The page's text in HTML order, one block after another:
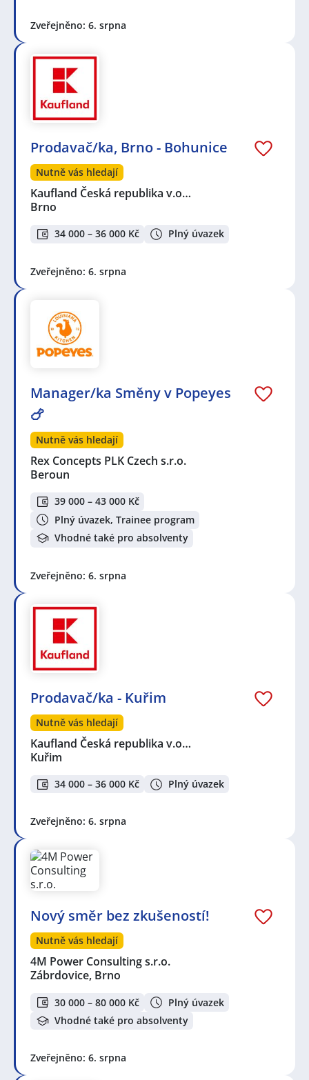
Zveřejněno: 6. srpna
Prodavač/ka, Brno - Bohunice
Nutně vás hledají
Kaufland Česká republika v.o…
Brno
34 000 – 36 000 Kč Plný úvazek
Zveřejněno: 6. srpna
Manager/ka Směny v Popeyes
🍗
Nutně vás hledají
Rex Concepts PLK Czech s.r.o.
Beroun
39 000 – 43 000 Kč
Plný úvazek, Trainee program
Vhodné také pro absolventy
Zveřejněno: 6. srpna
Prodavač/ka - Kuřim
Nutně vás hledají
Kaufland Česká republika v.o…
Kuřim
34 000 – 36 000 Kč Plný úvazek
Zveřejněno: 6. srpna
Nový směr bez zkušeností!
Nutně vás hledají
4M Power Consulting s.r.o.
Zábrdovice, Brno
30 000 – 80 000 Kč
Plný úvazek
Vhodné také pro absolventy
Zveřejněno: 6. srpna